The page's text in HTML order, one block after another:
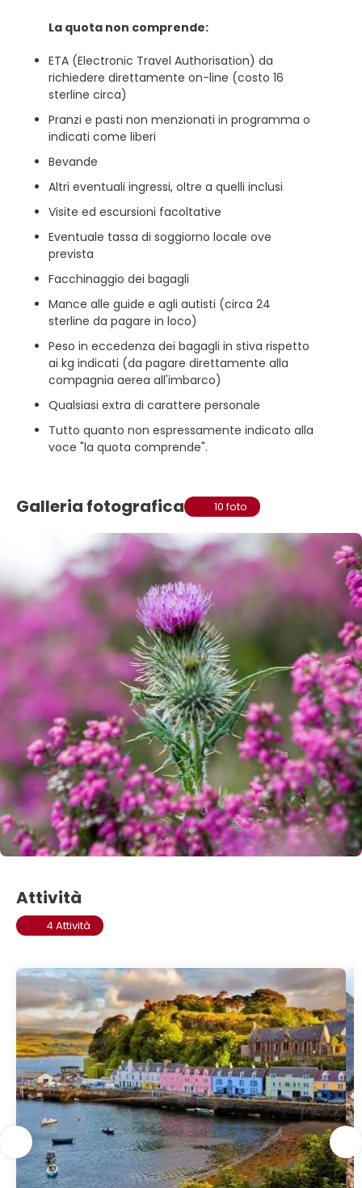
La quota non comprende:
ETA (Electronic Travel Authorisation) da
richiedere direttamente on-line (costo 16
sterline circa)
Pranzi e pasti non menzionati in programma o
indicati come liberi
Bevande
Altri eventuali ingressi, oltre a quelli inclusi
Visite ed escursioni facoltative
Eventuale tassa di soggiorno locale ove
prevista
Facchinaggio dei bagagli
Mance alle guide e agli autisti (circa 24
sterline da pagare in loco)
Peso in eccedenza dei bagagli in stiva rispetto
ai kg indicati (da pagare direttamente alla
compagnia aerea all'imbarco)
Qualsiasi extra di carattere personale
Tutto quanto non espressamente indicato alla
voce "la quota comprende".
Galleria fotografica 10 foto
Attività
4 Attività